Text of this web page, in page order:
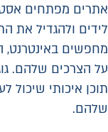
לידים ולהגדיל את
מחפשים באינטרנט,
על הצרכים שלהם.
תוכן איכותי שיכול
שלהם.